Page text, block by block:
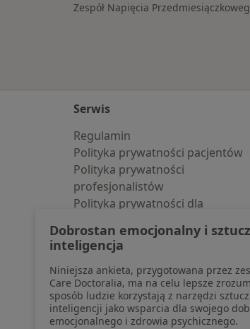
Zespół Napięcia
Serwis
Regulamin
Polityka prywatności pacjentów
Polityka prywatności
profesjonalistów
Polityka prywatności dla
pozyskaliśmy samodzielnie
Polityka cookies
Jak działają wyniki wyszukiwania
Dostępność
O nas
Praca Rekrutujemy!
Dobrostan emocjonalny i
inteligencja
Niniejsza ankieta, przygotowana przez
Care Doctoralia, ma na celu lepsze
sposób ludzie korzystają z narzędzi
inteligencji jako wsparcia dla swojego
emocjonalnego i zdrowia psychicznego.